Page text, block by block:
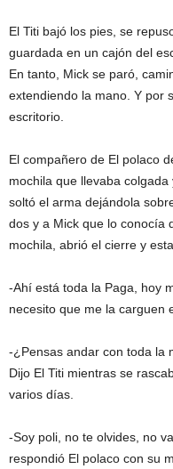
El Titi bajó los pies, se
guardada en un cajón del
En tanto, Mick se paró,
extendiendo la mano. Y por
escritorio.
El compañero de El polaco
mochila que llevaba
soltó el arma dejándola
dos y a Mick que lo conocía
mochila, abrió el cierre y
-Ahí está toda la Paga, hoy
necesito que me la carguen
-¿Pensas andar con toda la
Dijo El Titi mientras se
varios días.
-Soy poli, no te olvides, no
respondió El polaco con su